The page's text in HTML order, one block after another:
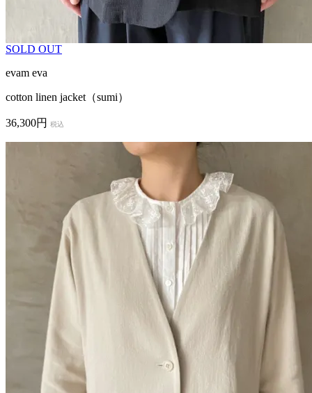
SOLD OUT
evam eva
cotton linen jacket（sumi）
36,300円 税込